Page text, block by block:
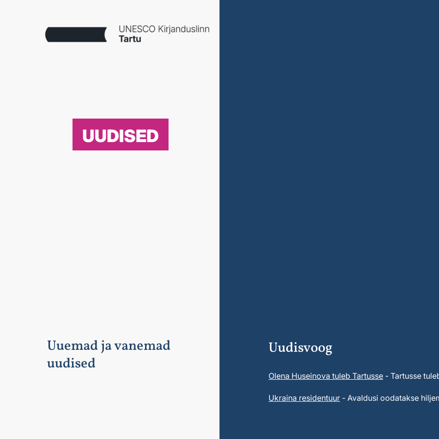
UUDISED
Uuemad ja vanemad
uudised
Uudisvoog
Olena Huseinova tuleb Tartusse - Tartusse
Ukraina residentuur - Avaldusi oodatakse